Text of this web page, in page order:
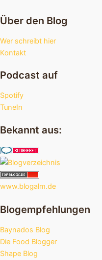
Über den Blog
Wer schreibt hier
Kontakt
Podcast auf
Spotify
TuneIn
Bekannt aus:
www.blogalm.de
Blogempfehlungen
Baynados Blog
Die Food Blogger
Shape Blog